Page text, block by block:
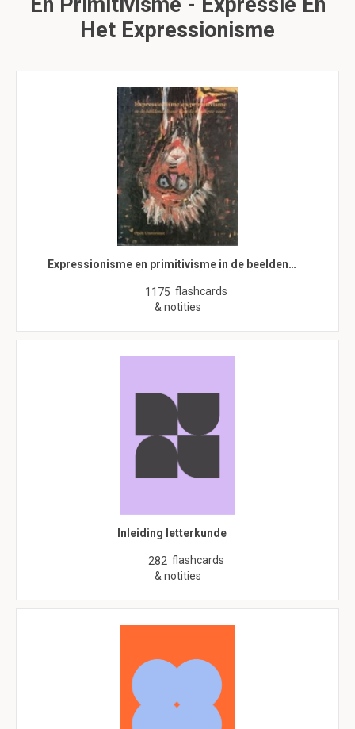
Het Expressionisme
Expressionisme en primitivisme in de beelden…
1175 flashcards
& notities
Inleiding letterkunde
282 flashcards
& notities